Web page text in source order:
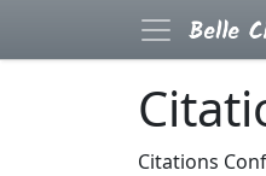
Citations